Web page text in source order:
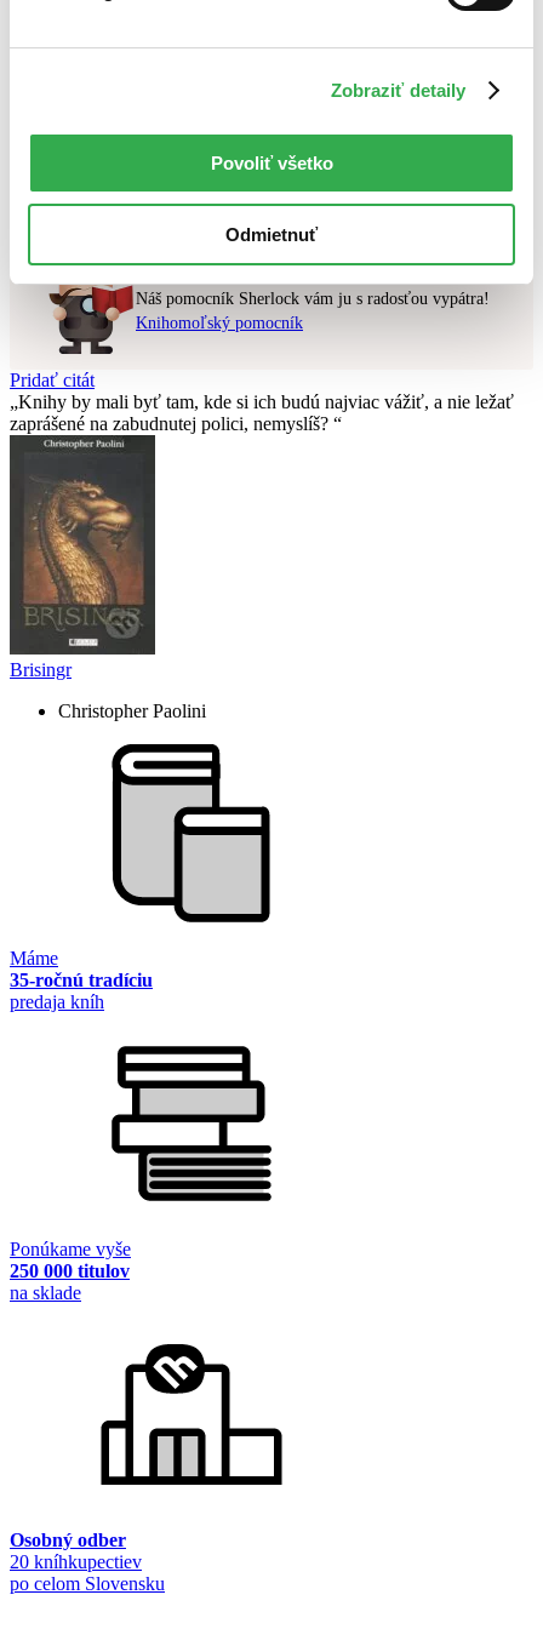
Zobraziť detaily
Povoliť všetko
Odmietnuť
vyhovujúci zadaným podmienkam.
Skúste prosím zmeniť vyhľadávaný výraz.
Chcete poradiť knihu?
Náš pomocník Sherlock vám ju s radosťou vypátra!
Knihomoľský pomocník
Pridať citát
Knihy by mali byť tam, kde si ich budú najviac vážiť, a nie ležať
zaprášené na zabudnutej polici, nemyslíš?
Brisingr
Christopher Paolini
Máme
35-ročnú tradíciu
predaja kníh
Ponúkame vyše
250 000 titulov
na sklade
Osobný odber
20 kníhkupectiev
po celom Slovensku